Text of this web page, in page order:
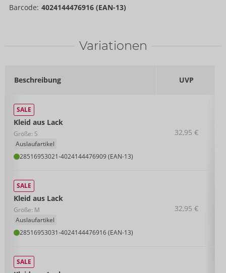
Barcode: 4024144476916 (EAN-13)
Variationen
Beschreibung UVP
Kleid aus Lack
Größe: S
Auslaufartikel
28516953021-4024144476909 (EAN-13)
SALE
32,95 €
Kleid aus Lack
Größe: M
Auslaufartikel
28516953031-4024144476916 (EAN-13)
SALE
32,95 €
SALE